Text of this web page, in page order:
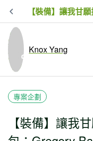
Knox Yang
最新文章
健行
專案企劃
【裝備】讓我